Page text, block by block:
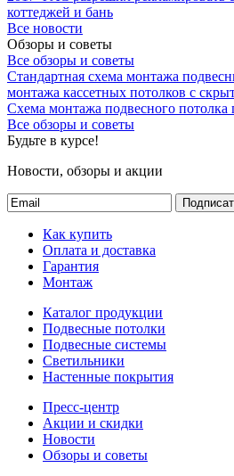
коттеджей и бань
Все новости
Обзоры и советы
Все обзоры и советы
Стандартная схема монтажа
монтажа кассетных потолков с
Схема монтажа подвесного потолка
Все обзоры и советы
Будьте в курсе!
Новости, обзоры и акции
Как купить
Оплата и доставка
Гарантия
Монтаж
Каталог продукции
Подвесные потолки
Подвесные системы
Светильники
Настенные покрытия
Пресс-центр
Акции и скидки
Новости
Обзоры и советы